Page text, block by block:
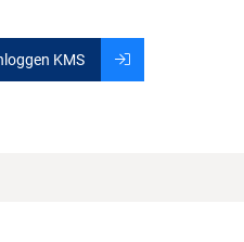
KMS